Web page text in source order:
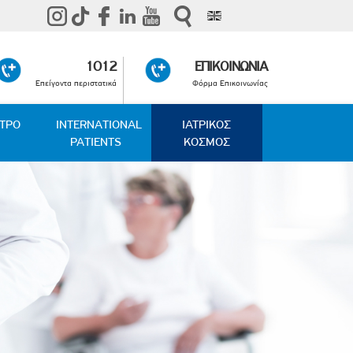
1012
Επείγοντα περιστατικά
ΕΠΙΚΟΙΝΩΝΙΑ
Φόρμα Επικοινωνίας
INTERNATIONAL
PATIENTS
ΙΑΤΡΙΚΟΣ
ΚΟΣΜΟΣ